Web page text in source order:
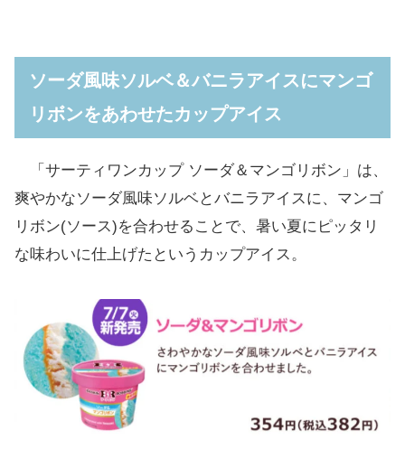
ソーダ風味ソルベ＆バニラアイスにマンゴ
リボンをあわせたカップアイス
「サーティワンカップ ソーダ＆マンゴリボン」は、
爽やかなソーダ風味ソルベとバニラアイスに、マンゴ
リボン(ソース)を合わせることで、暑い夏にピッタリ
な味わいに仕上げたというカップアイス。